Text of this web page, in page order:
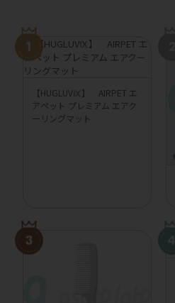
【HUGLUVⅨ】 AIRPET エ
アペット プレミアム エアク
ーリングマット